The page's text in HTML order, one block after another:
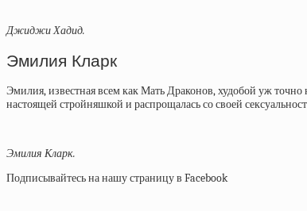
Джиджи Хадид.
Эмилия Кларк
Эмилия, известная всем как Мать Драконов, худобой уж
настоящей стройняшкой и распрощалась со своей
Эмилия Кларк.
Подписывайтесь на нашу страницу в Facebook